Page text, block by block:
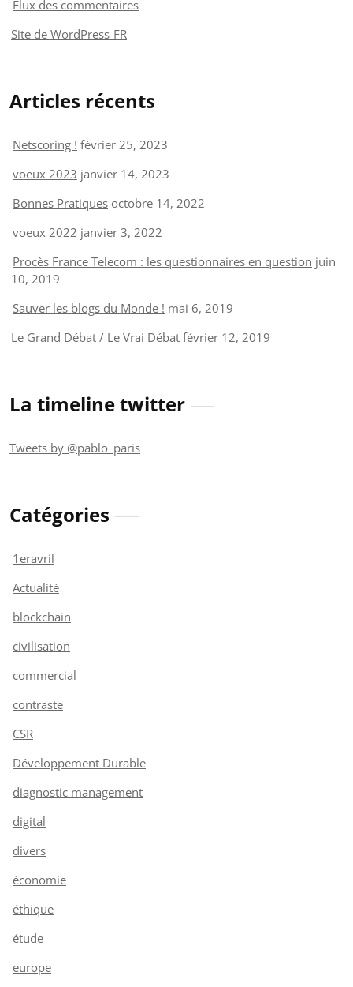
Flux des commentaires
Site de WordPress-FR
Articles récents
Netscoring ! février 25, 2023
voeux 2023 janvier 14, 2023
Bonnes Pratiques octobre 14, 2022
voeux 2022 janvier 3, 2022
Procès France Telecom : les questionnaires en question juin
10, 2019
Sauver les blogs du Monde ! mai 6, 2019
Le Grand Débat / Le Vrai Débat février 12, 2019
La timeline twitter
Tweets by @pablo_paris
Catégories
1eravril
Actualité
blockchain
civilisation
commercial
contraste
CSR
Développement Durable
diagnostic management
digital
divers
économie
éthique
étude
europe